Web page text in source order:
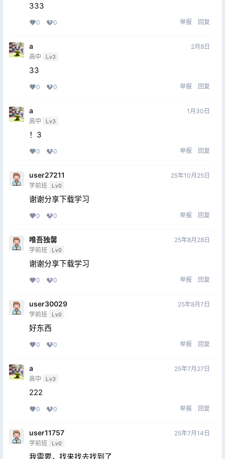
333
0 0 举报 回复
a
高中 Lv3
2月8日
33
0 0 举报 回复
a
高中 Lv3
1月30日
！3
0 0 举报 回复
user27211
学前班 Lv0
25年10月25日
谢谢分享下载学习
0 0 举报 回复
唯吾独馨
学前班 Lv0
25年8月28日
谢谢分享下载学习
0 0 举报 回复
user30029
学前班 Lv0
25年8月7日
好东西
0 0 举报 回复
a
高中 Lv3
25年7月27日
222
0 0 举报 回复
user11757
学前班 Lv0
25年7月14日
我需要，找来找去找到了